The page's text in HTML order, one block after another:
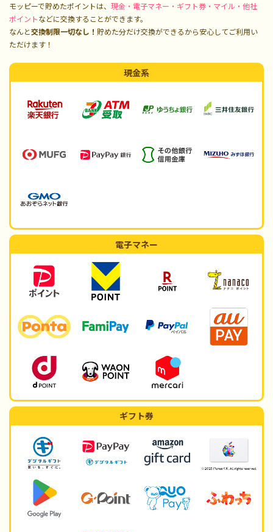
モッピーで貯めたポイントは、 現金・電子マネー・ギフト券・マイル・他社
ポイントなどに交換することができます。
なんと交換制限一切なし！ 貯めた分だけ交換ができるから安心してご利用い
ただけます！
現金系
電子マネー
ギフト券